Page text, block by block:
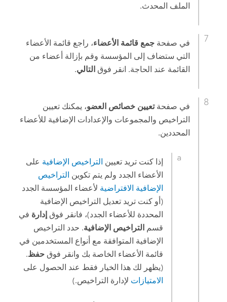
الملف المحدث.
في صفحة جمع قائمة الأعضاء، راجع قائمة الأعضاء
التي ستضاف إلى المؤسسة وقم بإزالة أعضاء من
القائمة عند الحاجة. انقر فوق التالي.
في صفحةتعيين خصائص العضو، يمكنك تعيين
التراخيص والمجموعات والإعدادات الإضافية للأعضاء
المحددين.
إذا كنت تريد تعيين التراخيص الإضافية على
الأعضاء الجدد ولم يتم تكوين التراخيص
الإضافية الافتراضية لأعضاء المؤسسة الجدد
(أو كنت تريد تعديل التراخيص الإضافية
المحددة للأعضاء الجدد)، فانقر فوق إدارة في
قسم التراخيص الإضافية. حدد التراخيص
الإضافية المتوافقة مع أنواع المستخدمين في
قائمة الأعضاء الخاصة بك وانقر فوق حفظ.
(يظهر لك هذا الخيار فقط عند الحصول على
الامتيازات لإدارة التراخيص.)